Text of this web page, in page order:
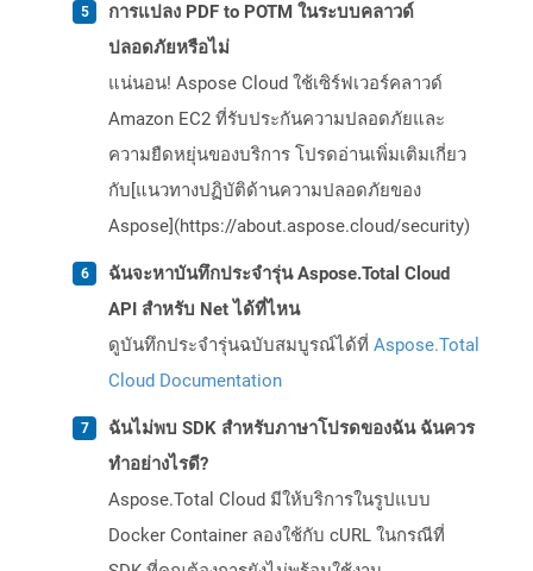
การแปลง PDF to POTM ในระบบคลาวด์
ปลอดภัยหรือไม่
แน่นอน! Aspose Cloud ใช้เซิร์ฟเวอร์คลาวด์
Amazon EC2 ที่รับประกันความปลอดภัยและ
ความยืดหยุ่นของบริการ โปรดอ่านเพิ่มเติมเกี่ยว
กับ[แนวทางปฏิบัติด้านความปลอดภัยของ
Aspose](https://about.aspose.cloud/security)
ฉันจะหาบันทึกประจำรุ่น Aspose.Total Cloud
API สำหรับ Net ได้ที่ไหน
ดูบันทึกประจำรุ่นฉบับสมบูรณ์ได้ที่ Aspose.Total
Cloud Documentation
ฉันไม่พบ SDK สำหรับภาษาโปรดของฉัน ฉันควร
ทำอย่างไรดี?
Aspose.Total Cloud มีให้บริการในรูปแบบ
Docker Container ลองใช้กับ cURL ในกรณีที่